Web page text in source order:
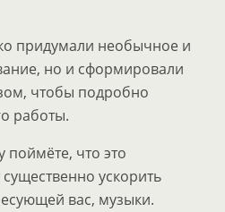
придумали необычное и
но и сформировали
чтобы подробно
работы.
поймёте, что это
ускорить
вас, музыки.